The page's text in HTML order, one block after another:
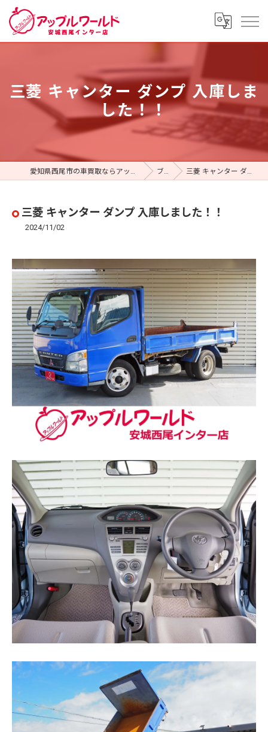
三菱 キャンター ダンプ 入庫しま
した！！
愛知県西尾市の車買取ならアップルワールド 安城西尾インター店 ブログ 三菱 キャンター ダンプ 入庫しました！！
三菱 キャンター ダンプ 入庫しました！！
2024/11/02